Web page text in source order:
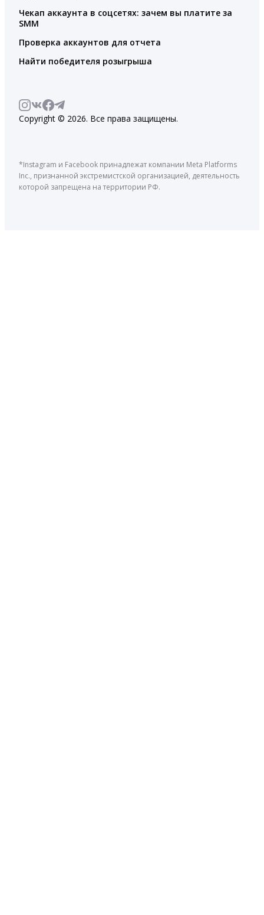
Чекап аккаунта в соцсетях: зачем вы платите за
SMM
Проверка аккаунтов для отчета
Найти победителя розыгрыша
Copyright © 2026. Все права защищены.
*Instagram и Facebook принадлежат компании Meta Platforms
Inc., признанной экстремистской организацией, деятельность
которой запрещена на территории РФ.